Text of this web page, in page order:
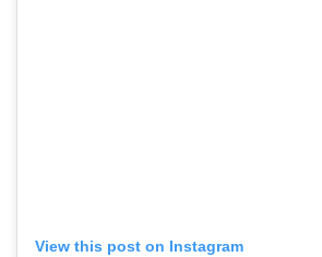
View this post on Instagram